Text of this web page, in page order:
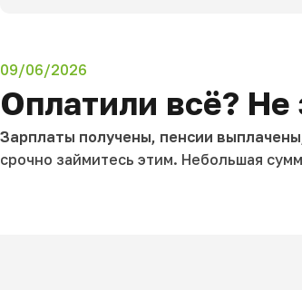
09/06/2026
Оплатили всё? Не
Зарплаты получены, пенсии
срочно займитесь этим. Небольшая